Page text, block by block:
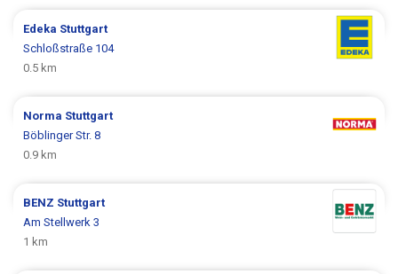
Edeka Stuttgart
Schloßstraße 104
0.5 km
Norma Stuttgart
Böblinger Str. 8
0.9 km
BENZ Stuttgart
Am Stellwerk 3
1 km